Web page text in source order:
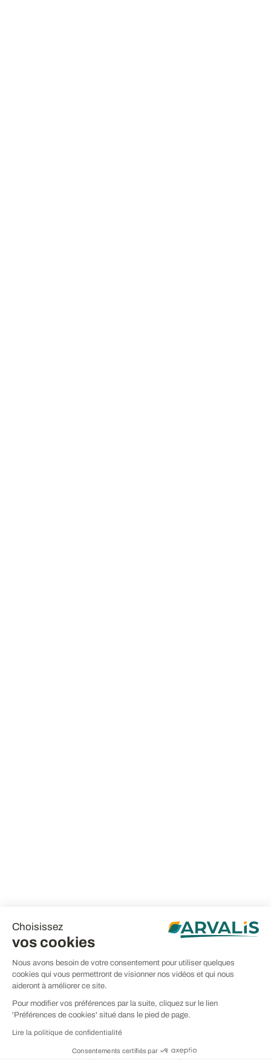
Choisissez
vos cookies
Nous avons besoin de votre consentement pour utiliser quelques
cookies qui vous permettront de visionner nos vidéos et qui nous
aideront à améliorer ce site.
Pour modifier vos préférences par la suite, cliquez sur le lien
'Préférences de cookies' situé dans le pied de page.
Lire la politique de confidentialité
Consentements certifiés par